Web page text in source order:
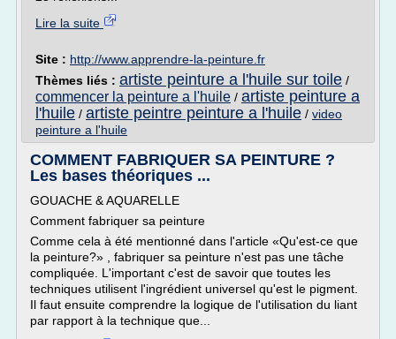
Lire la suite
Site : http://www.apprendre-la-peinture.fr
Thèmes liés : artiste peinture a l'huile sur toile /
commencer la peinture a l'huile / artiste peinture a
l'huile / artiste peintre peinture a l'huile / video
peinture a l'huile
COMMENT FABRIQUER SA PEINTURE ?
Les bases théoriques ...
GOUACHE & AQUARELLE
Comment fabriquer sa peinture
Comme cela à été mentionné dans l'article «Qu'est-ce que
la peinture?» , fabriquer sa peinture n'est pas une tâche
compliquée. L'important c'est de savoir que toutes les
techniques utilisent l'ingrédient universel qu'est le pigment.
Il faut ensuite comprendre la logique de l'utilisation du liant
par rapport à la technique que...